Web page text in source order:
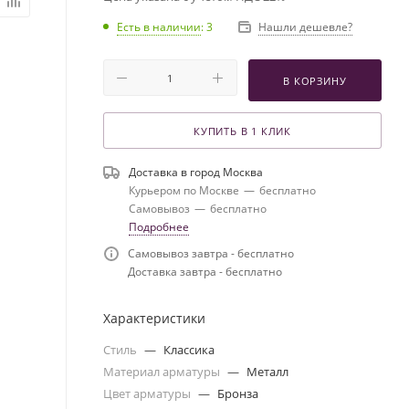
Есть в наличии: 3 Нашли дешевле?
В КОРЗИНУ
КУПИТЬ В 1 КЛИК
Доставка в город Москва
Курьером по Москве — бесплатно
Самовывоз — бесплатно
Подробнее
Самовывоз завтра - бесплатно
Доставка завтра - бесплатно
Характеристики
Стиль — Классика
Материал арматуры — Металл
Цвет арматуры — Бронза